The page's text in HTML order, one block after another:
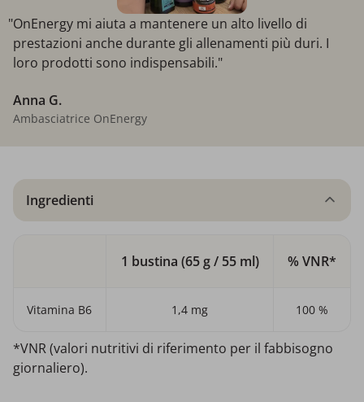
"OnEnergy mi aiuta a mantenere un alto livello di
prestazioni anche durante gli allenamenti più duri. I
loro prodotti sono indispensabili."
Anna G.
Ambasciatrice OnEnergy
Ingredienti
1 bustina (65 g / 55 ml) % VNR*
Vitamina B6 1,4 mg 100 %
*VNR (valori nutritivi di riferimento per il fabbisogno
giornaliero).